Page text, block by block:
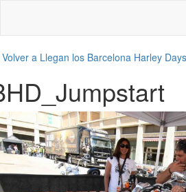
Volver a Llegan los Barcelona Harley